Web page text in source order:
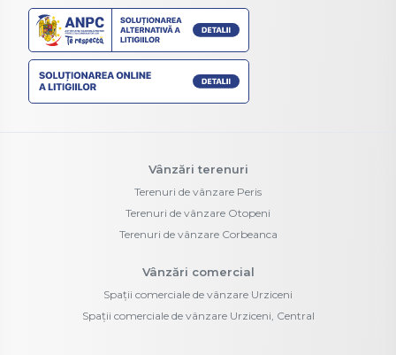
Vânzări terenuri
Terenuri de vânzare Peris
Terenuri de vânzare Otopeni
Terenuri de vânzare Corbeanca
Vânzări comercial
Spații comerciale de vânzare Urziceni
Spații comerciale de vânzare Urziceni, Central